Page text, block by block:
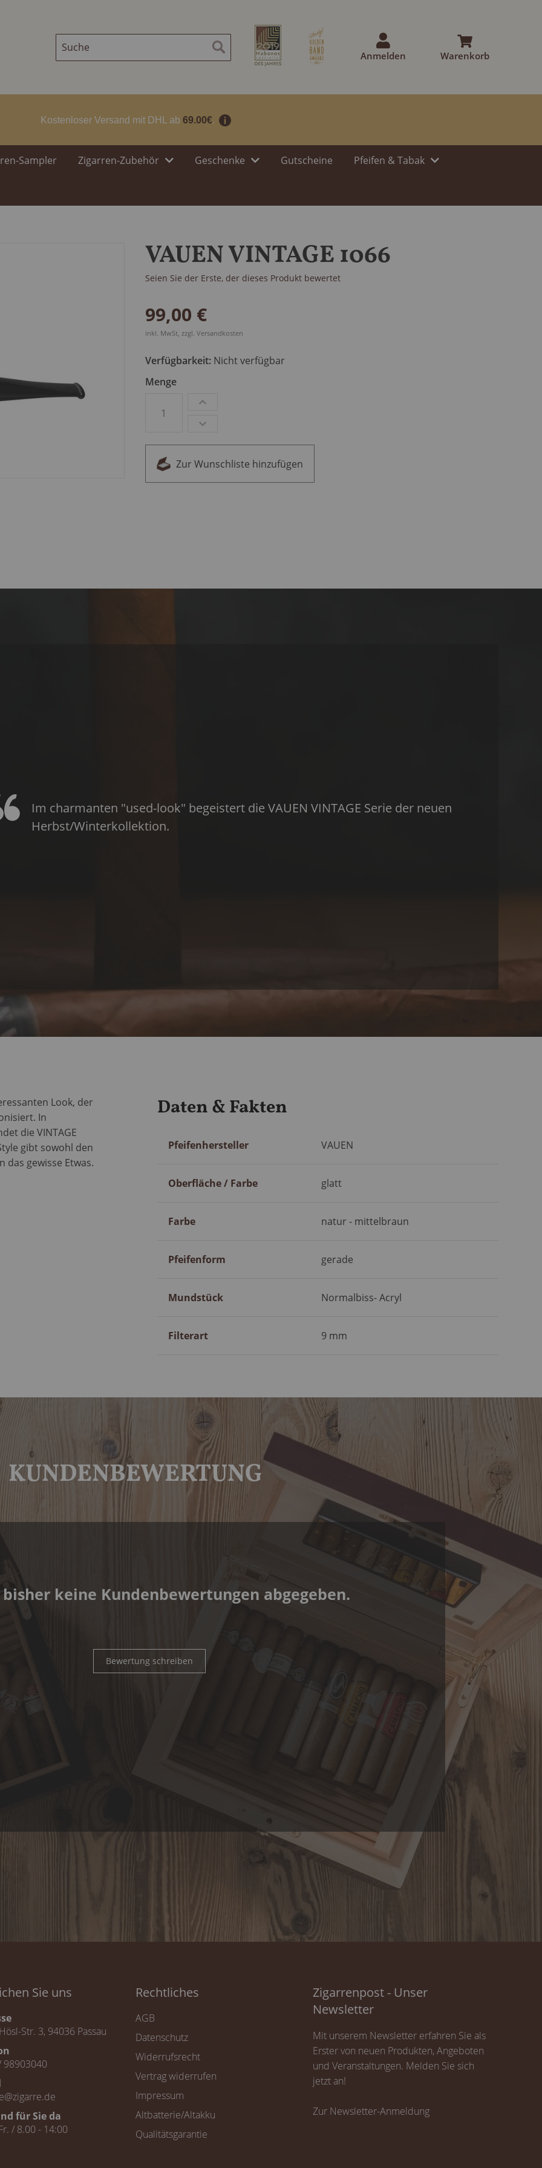
Warenkorb
Suche
Anmelden
Kostenloser Versand mit DHL ab 69.00€.
Sampler Zigarren-Zubehör Geschenke Gutscheine Pfeifen & Tabak
VAUEN VINTAGE 1066
Seien Sie der Erste, der dieses Produkt bewertet
99,00 €
inkl. MwSt, zzgl. Versandkosten
Verfügbarkeit: Nicht verfügbar
Menge
Zur Wunschliste hinzufügen
Im charmanten "used-look" begeistert die VAUEN VINTAGE Serie der neuen
Herbst/Winterkollektion.
Look, der
In
die VINTAGE
gibt sowohl den
das gewisse Etwas.
Daten & Fakten
Mehr
Pfeifenhersteller VAUEN
Oberfläche / Farbe glatt
Farbe natur - mittelbraun
Pfeifenform gerade
Mundstück Normalbiss- Acryl
Filterart 9 mm
KUNDENBEWERTUNG
bisher keine Kundenbewertungen abgegeben.
Bewertung schreiben
Sie uns
Str. 3, 94036 Passau
98903040
für Sie da
/ 8.00 - 14:00
Rechtliches
AGB
Datenschutz
Widerrufsrecht
Vertrag widerrufen
Impressum
Altbatterie/Altakku
Qualitätsgarantie
Zigarrenpost - Unser
Newsletter
Mit unserem Newsletter erfahren Sie als
Erster von neuen Produkten, Angeboten
und Veranstaltungen. Melden Sie sich
jetzt an!
Zur Newsletter-Anmeldung